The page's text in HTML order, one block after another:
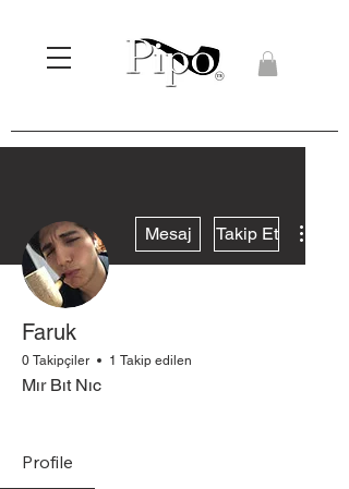
Mesaj Takip Et
Faruk
0 Takipçiler 1 Takip edilen
Mır Bıt Nıc
Profile